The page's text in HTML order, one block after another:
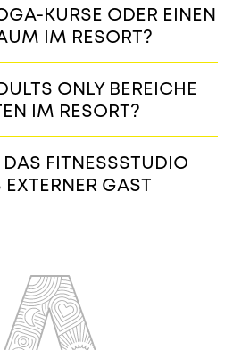
KURSE ODER EINEN
IM RESORT?
ONLY BEREICHE
IM RESORT?
FITNESSSTUDIO
GAST